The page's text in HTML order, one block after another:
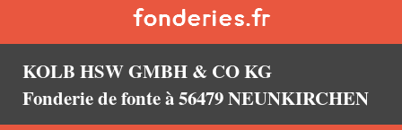
KOLB HSW GMBH & CO KG
Fonderie de fonte à 56479 NEUNKIRCHEN